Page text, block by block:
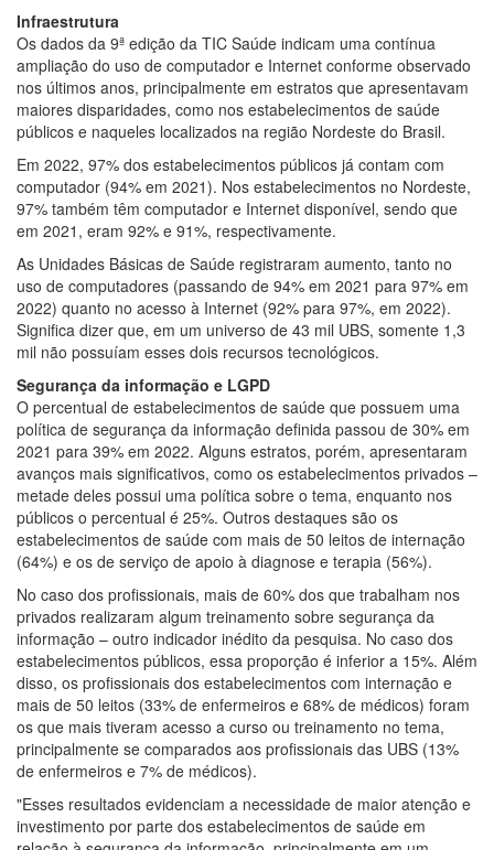
Infraestrutura
Os dados da 9ª edição da TIC Saúde indicam uma contínua
ampliação do uso de computador e Internet conforme observado
nos últimos anos, principalmente em estratos que apresentavam
maiores disparidades, como nos estabelecimentos de saúde
públicos e naqueles localizados na região Nordeste do Brasil.
Em 2022, 97% dos estabelecimentos públicos já contam com
computador (94% em 2021). Nos estabelecimentos no Nordeste,
97% também têm computador e Internet disponível, sendo que
em 2021, eram 92% e 91%, respectivamente.
As Unidades Básicas de Saúde registraram aumento, tanto no
uso de computadores (passando de 94% em 2021 para 97% em
2022) quanto no acesso à Internet (92% para 97%, em 2022).
Significa dizer que, em um universo de 43 mil UBS, somente 1,3
mil não possuíam esses dois recursos tecnológicos.
Segurança da informação e LGPD
O percentual de estabelecimentos de saúde que possuem uma
política de segurança da informação definida passou de 30% em
2021 para 39% em 2022. Alguns estratos, porém, apresentaram
avanços mais significativos, como os estabelecimentos privados –
metade deles possui uma política sobre o tema, enquanto nos
públicos o percentual é 25%. Outros destaques são os
estabelecimentos de saúde com mais de 50 leitos de internação
(64%) e os de serviço de apoio à diagnose e terapia (56%).
No caso dos profissionais, mais de 60% dos que trabalham nos
privados realizaram algum treinamento sobre segurança da
informação – outro indicador inédito da pesquisa. No caso dos
estabelecimentos públicos, essa proporção é inferior a 15%. Além
disso, os profissionais dos estabelecimentos com internação e
mais de 50 leitos (33% de enfermeiros e 68% de médicos) foram
os que mais tiveram acesso a curso ou treinamento no tema,
principalmente se comparados aos profissionais das UBS (13%
de enfermeiros e 7% de médicos).
"Esses resultados evidenciam a necessidade de maior atenção e
investimento por parte dos estabelecimentos de saúde em